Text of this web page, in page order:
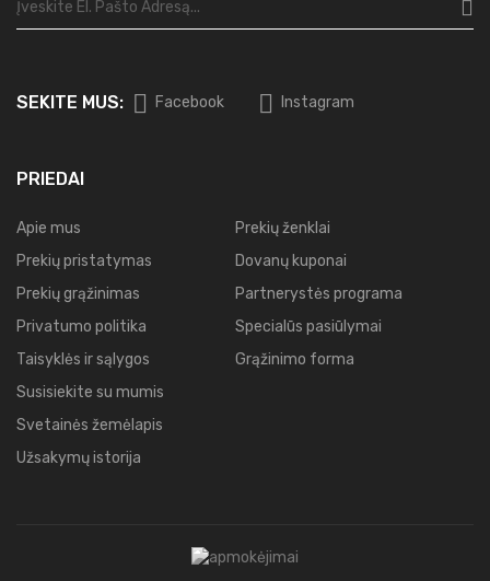
SEKITE MUS: Facebook Instagram
PRIEDAI
Apie mus
Prekių pristatymas
Prekių grąžinimas
Privatumo politika
Taisyklės ir sąlygos
Susisiekite su mumis
Svetainės žemėlapis
Užsakymų istorija
Prekių ženklai
Dovanų kuponai
Partnerystės programa
Specialūs pasiūlymai
Grąžinimo forma